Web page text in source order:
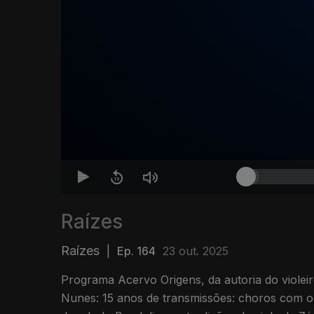
Raízes
Raízes Ep. 164 23 out. 2025
Programa Acervo Origens, da autoria do
Nunes: 15 anos de transmissões: choros com o Regional do Canhoto e